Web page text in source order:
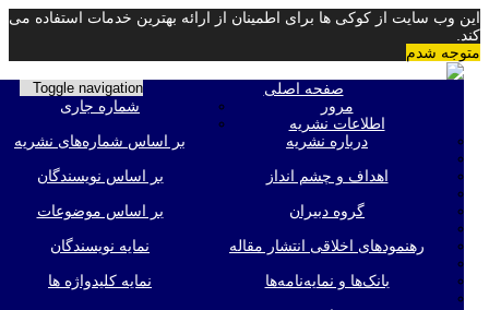
این وب سایت از کوکی ها برای اطمینان از ارائه بهترین خدمات استفاده می
کند.
متوجه شدم
Toggle navigation
صفحه اصلی
مرور
شماره جاری
بر اساس شماره‌های نشریه
بر اساس نویسندگان
بر اساس موضوعات
نمایه نویسندگان
نمایه کلیدواژه ها
اطلاعات نشریه
درباره نشریه
اهداف و چشم انداز
گروه دبیران
رهنمودهای اخلاقی انتشار مقاله
بانک‌ها و نمایه‌‌نامه‌ها